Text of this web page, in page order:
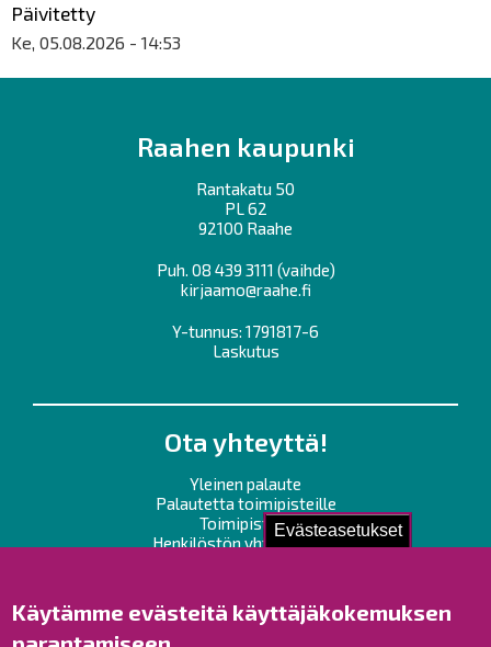
Evästeasetukset
Käytämme evästeitä käyttäjäkokemuksen
Päivitetty
Ke, 05.08.2026 - 14:53
Raahen kaupunki
Rantakatu 50
PL 62
92100 Raahe
Puh. 08 439 3111 (vaihde)
kirjaamo@raahe.fi
Y-tunnus: 1791817-6
Laskutus
Ota yhteyttä!
Yleinen palaute
Palautetta toimipisteille
Toimipisteet
Henkilöstön yhteystiedot
Raahe Facebookissa